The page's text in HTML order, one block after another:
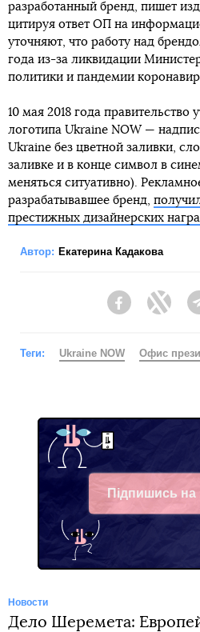
разработанный бренд, пишет
цитируя ответ ОП на
уточняют, что работу над
года из-за ликвидации
политики и пандемии
10 мая 2018 года правительство
логотипа Ukraine NOW —
Ukraine без цветной заливки,
заливке и в конце символ в
меняться ситуативно).
разрабатывавшее бренд,
престижных дизайнерских
Автор: Екатерина Кадакова
Facebook
Теги: Ukraine NOW Офис
Підпишись на
Telegram
Новости
Дело Шеремета: